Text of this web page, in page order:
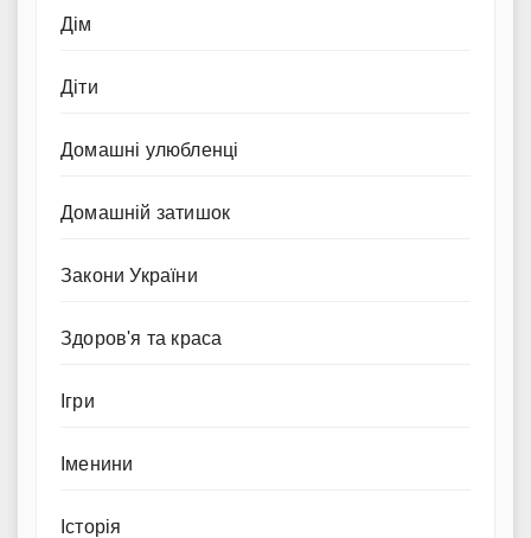
Дім
Діти
Домашні улюбленці
Домашній затишок
Закони України
Здоров'я та краса
Ігри
Іменини
Історія